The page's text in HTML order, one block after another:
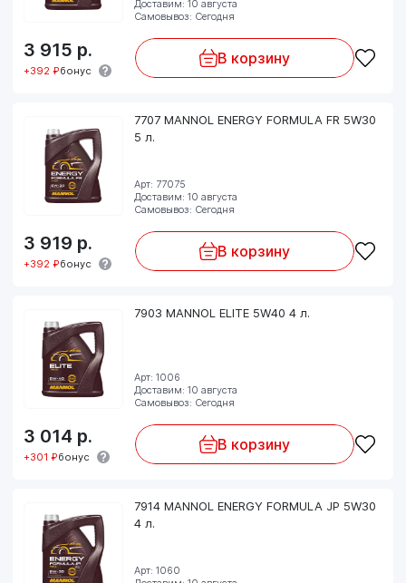
Доставим: 10 августа
Самовывоз: Сегодня
3 915 р.
+392 ₽бонус
В корзину
7707 MANNOL ENERGY FORMULA FR 5W30
5 л.
Арт: 77075
Доставим: 10 августа
Самовывоз: Сегодня
3 919 р.
+392 ₽бонус
В корзину
7903 MANNOL ELITE 5W40 4 л.
Арт: 1006
Доставим: 10 августа
Самовывоз: Сегодня
3 014 р.
+301 ₽бонус
В корзину
7914 MANNOL ENERGY FORMULA JP 5W30
4 л.
Арт: 1060